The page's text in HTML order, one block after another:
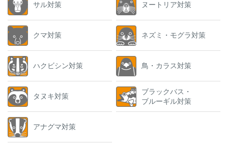
サル対策
クマ対策
ハクビシン対策
タヌキ対策
アナグマ対策
ヌートリア対策
ネズミ・モグラ対策
鳥・カラス対策
ブラックバス・
ブルーギル対策